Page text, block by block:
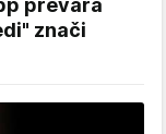
prevara
znači